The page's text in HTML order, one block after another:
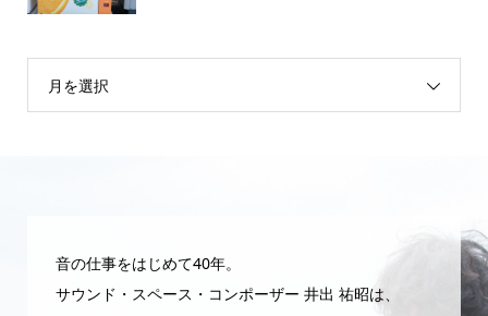
月を選択
音の仕事をはじめて40年。
サウンド・スペース・コンポーザー 井出 祐昭は、